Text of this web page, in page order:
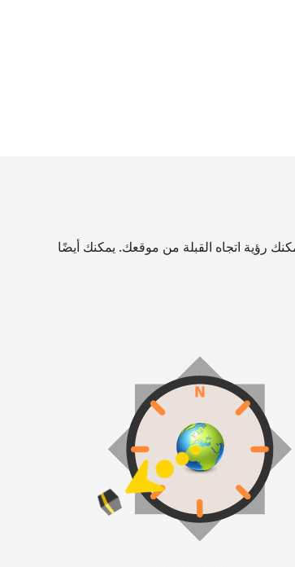
رؤية اتجاه القبلة من موقعك. يمكنك أيضًا